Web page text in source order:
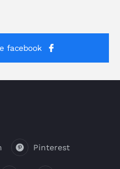
facebook
Pinterest